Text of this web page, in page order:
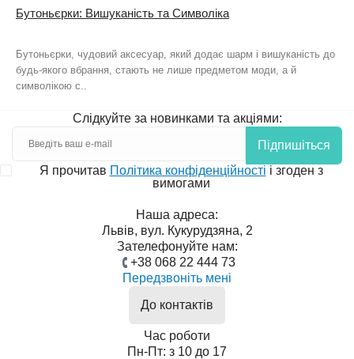
Бутоньєрки: Вишуканість та Символіка
Бутоньєрки, чудовий аксесуар, який додає шарм і вишуканість до
будь-якого вбрання, стають не лише предметом моди, а й
символікою с..
Слідкуйте за новинками та акціями:
Підпишіться
Я прочитав Політика конфіденційності і згоден з
вимогами
Наша адреса:
Львів, вул. Кукурудзяна, 2
Зателефонуйте нам:
+38 068 22 444 73
Передзвоніть мені
До контактів
Час роботи
Пн-Пт: з 10 до 17